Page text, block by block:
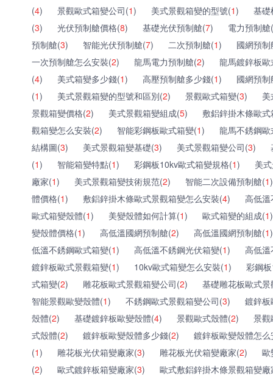
(4) 景觀歐式箱變公司(1) 美式景觀箱變的型號(1)
基礎
(3) 光伏預制艙價格(8) 基礎光伏預制艙(7)
電力預制艙(
預制艙(3) 智能光伏預制艙(7) 二次預制艙(1)
國網預
一次預制艙怎么安裝(2) 龍馬電力預制艙(2)
龍馬鍍鋅板
(4) 美式箱變多少錢(1) 高壓預制艙多少錢(1)
國網預
(1) 美式景觀箱變的型號和區別(2) 景觀歐式箱變(3)
景觀箱變價格(2) 美式景觀箱變組成(5)
敷鋁鋅掛木條歐
觀箱變怎么安裝(2) 智能彩鋼板歐式箱變(1)
龍馬不銹鋼
結構圖(3) 美式景觀箱變基礎(3) 美式景觀箱變公司(3)
(1) 智能箱變特點(1) 彩鋼板10kv歐式箱變規格(1)
美
廠家(1) 美式景觀箱變技術規范(2) 智能二次設備預制艙(1)
體價格(1) 敷鋁鋅掛木條歐式景觀箱變怎么安裝(4)
高低
歐式箱變殼體(1) 美變殼體如何計算(1) 歐式箱變的組成(1)
變殼體價格(1) 高低溫國網預制艙(2) 高低溫國網預制艙(1)
低溫不銹鋼歐式箱變(1) 高低溫不銹鋼光伏箱變(1)
高低
鍍鋅板歐式景觀箱變(1) 10kv歐式箱變怎么安裝(1)
彩鋼
式箱變(2) 雕花板歐式景觀箱變公司(2)
基礎雕花板歐式
智能景觀歐變殼體(1) 不銹鋼歐式景觀箱變公司(3)
鍍鋅
殼體(2) 基礎鍍鋅板歐變殼體(4) 景觀歐式殼體(2)
景觀
式殼體(2) 鍍鋅板歐變殼體多少錢(2)
鍍鋅板歐變殼體怎
(1) 雕花板光伏箱變廠家(3) 雕花板光伏箱變廠家(2)
歐
(2) 歐式鍍鋅板箱變廠家(3)
歐式敷鋁鋅掛木條景觀箱變廠